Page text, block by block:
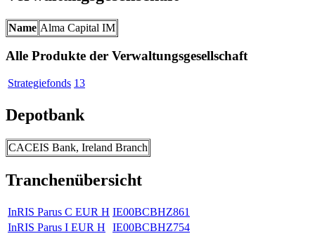
Name Alma Capital IM
Alle Produkte der Verwaltungsgesellschaft
Strategiefonds 13
Depotbank
CACEIS Bank, Ireland Branch
Tranchenübersicht
InRIS Parus C EUR H IE00BCBHZ861
InRIS Parus I EUR H
IE00BCBHZ754